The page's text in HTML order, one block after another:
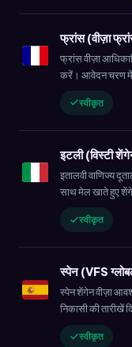
फ्रांस (वीज़ा
फ्रांस वीज़ा
करें। आवेदन चरण में
स्वीकृत
इटली (विस्टी
इतालवी वाणिज्य
साथ मेल खाते हुए
स्वीकृत
स्पेन (VFS
स्पेन शेंगेन वीज़ा
निकासी की तारीखें
स्वीकृत